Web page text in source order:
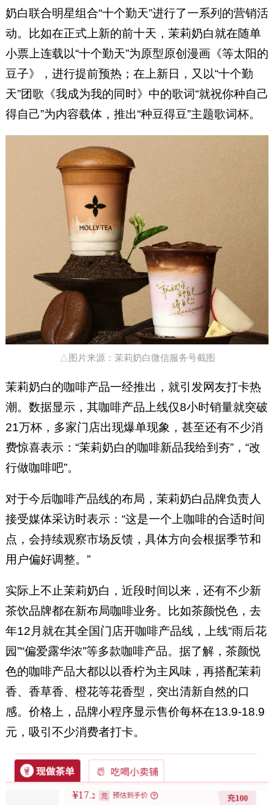
奶白联合明星组合“十个勤天”进行了一系列的营销活
动。比如在正式上新的前十天，茉莉奶白就在随单
小票上连载以“十个勤天”为原型原创漫画《等太阳的
豆子》，进行提前预热；在上新日，又以“十个勤
天”团歌《我成为我的同时》中的歌词“就祝你种自己
得自己”为内容载体，推出“种豆得豆”主题歌词杯。
△图片来源：茉莉奶白微信服务号截图
茉莉奶白的咖啡产品一经推出，就引发网友打卡热
潮。数据显示，其咖啡产品上线仅8小时销量就突破
21万杯，多家门店出现爆单现象，甚至还有不少消
费惊喜表示：“茉莉奶白的咖啡新品我给到夯”，“改
行做咖啡吧”。
对于今后咖啡产品线的布局，茉莉奶白品牌负责人
接受媒体采访时表示：“这是一个上咖啡的合适时间
点，会持续观察市场反馈，具体方向会根据季节和
用户偏好调整。”
实际上不止茉莉奶白，近段时间以来，还有不少新
茶饮品牌都在新布局咖啡业务。比如茶颜悦色，去
年12月就在其全国门店开咖啡产品线，上线“雨后花
园”“偏爱露华浓”等多款咖啡产品。据了解，茶颜悦
色的咖啡产品大都以以香柠为主风味，再搭配茉莉
香、香草香、橙花等花香型，突出清新自然的口
感。价格上，品牌小程序显示售价每杯在13.9-18.9
元，吸引不少消费者打卡。